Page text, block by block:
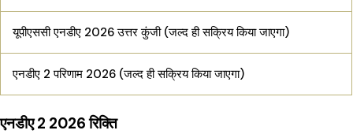
यूपीएससी एनडीए 2026 उत्तर कुंजी (जल्द ही सक्रिय किया जाएगा)
एनडीए 2 परिणाम 2026 (जल्द ही सक्रिय किया जाएगा)
एनडीए 2 2026 रिक्ति